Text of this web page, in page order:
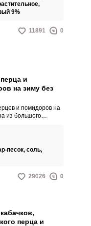
9%
11891 0
и
на зиму без
и помидоров на
из большого
в качестве соуса к
Красивая
песок, соль,
29026 0
перца и